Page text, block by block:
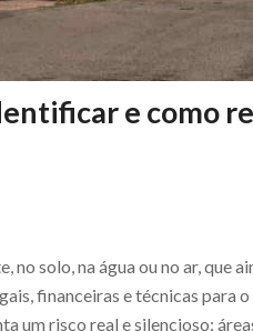
e como
no solo, na água ou no ar, que
financeiras e técnicas para o
um risco real e silencioso: